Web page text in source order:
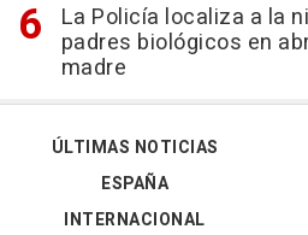
La Policía localiza a la
padres biológicos en
madre
ÚLTIMAS NOTICIAS
ESPAÑA
INTERNACIONAL